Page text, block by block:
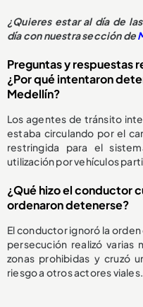
¿Quieres estar al día de
día con nuestra sección de
Preguntas y respuestas
¿Por qué intentaron
Medellín?
Los agentes de tránsito
estaba circulando por el
restringida para el
utilización por vehículos
¿Qué hizo el conductor
ordenaron detenerse?
El conductor ignoró la
persecución realizó varias
zonas prohibidas y cruzó
riesgo a otros actores viales.